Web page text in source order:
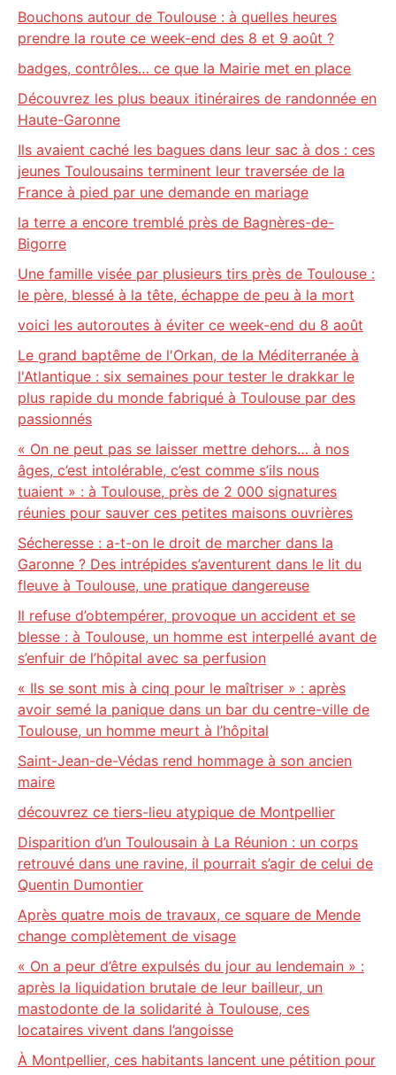
Bouchons autour de Toulouse : à quelles heures
prendre la route ce week-end des 8 et 9 août ?
badges, contrôles… ce que la Mairie met en place
Découvrez les plus beaux itinéraires de randonnée en
Haute-Garonne
Ils avaient caché les bagues dans leur sac à dos : ces
jeunes Toulousains terminent leur traversée de la
France à pied par une demande en mariage
la terre a encore tremblé près de Bagnères-de-
Bigorre
Une famille visée par plusieurs tirs près de Toulouse :
le père, blessé à la tête, échappe de peu à la mort
voici les autoroutes à éviter ce week-end du 8 août
Le grand baptême de l'Orkan, de la Méditerranée à
l'Atlantique : six semaines pour tester le drakkar le
plus rapide du monde fabriqué à Toulouse par des
passionnés
« On ne peut pas se laisser mettre dehors… à nos
âges, c’est intolérable, c’est comme s’ils nous
tuaient » : à Toulouse, près de 2 000 signatures
réunies pour sauver ces petites maisons ouvrières
Sécheresse : a-t-on le droit de marcher dans la
Garonne ? Des intrépides s’aventurent dans le lit du
fleuve à Toulouse, une pratique dangereuse
Il refuse d’obtempérer, provoque un accident et se
blesse : à Toulouse, un homme est interpellé avant de
s’enfuir de l’hôpital avec sa perfusion
« Ils se sont mis à cinq pour le maîtriser » : après
avoir semé la panique dans un bar du centre-ville de
Toulouse, un homme meurt à l’hôpital
Saint-Jean-de-Védas rend hommage à son ancien
maire
découvrez ce tiers-lieu atypique de Montpellier
Disparition d’un Toulousain à La Réunion : un corps
retrouvé dans une ravine, il pourrait s’agir de celui de
Quentin Dumontier
Après quatre mois de travaux, ce square de Mende
change complètement de visage
« On a peur d’être expulsés du jour au lendemain » :
après la liquidation brutale de leur bailleur, un
mastodonte de la solidarité à Toulouse, ces
locataires vivent dans l’angoisse
À Montpellier, ces habitants lancent une pétition pour